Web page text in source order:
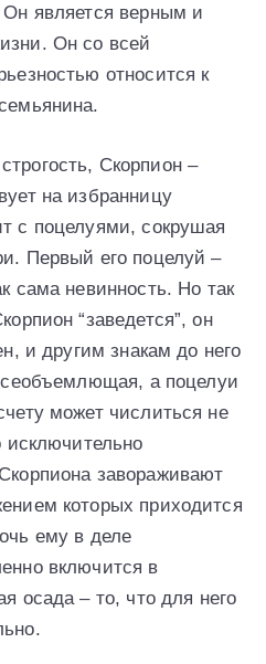
является верным и
Он со всей
относится к
Скорпион –
на избранницу
с поцелуями, сокрушая
Первый его поцелуй –
сама невинность. Но так
“заведется”, он
и другим знакам до него
а поцелуи
может числиться не
исключительно
завораживают
которых приходится
ему в деле
включится в
осада – то, что для него